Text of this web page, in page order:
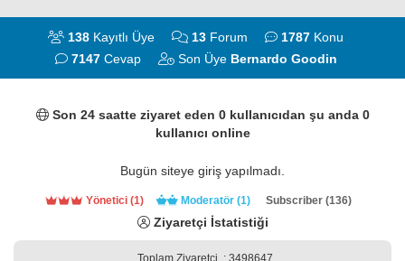
138 Kayıtlı Üye 13 Forum 1787 Konu
7147Cevap Son Üye Bernardo Goodin
Son 24 saatte ziyaret eden 0 kullanıcıdan şu anda 0
kullanıcı online
Bugün siteye giriş yapılmadı.
Yönetici (1) Moderatör (1) Subscriber (136)
Ziyaretçi İstatistiği